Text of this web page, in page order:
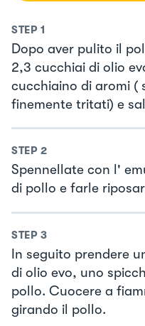
STEP 1
Dopo aver pulito il
2,3 cucchiai di olio
cucchiaino di aromi (
finemente tritati) e
STEP 2
Spennellate con l'
di pollo e farle
STEP 3
In seguito prendere
di olio evo, uno
pollo. Cuocere a
girando il pollo.